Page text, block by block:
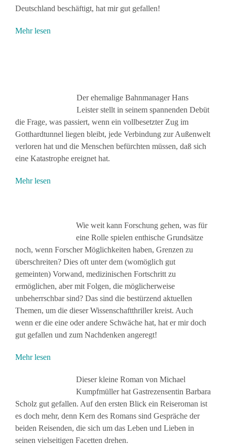
Deutschland beschäftigt, hat mir gut gefallen!
Mehr lesen
Der ehemalige Bahnmanager Hans
Leister stellt in seinem spannenden Debüt
die Frage, was passiert, wenn ein vollbesetzter Zug im
Gotthardtunnel liegen bleibt, jede Verbindung zur Außenwelt
verloren hat und die Menschen befürchten müssen, daß sich
eine Katastrophe ereignet hat.
Mehr lesen
Wie weit kann Forschung gehen, was für
eine Rolle spielen enthische Grundsätze
noch, wenn Forscher Möglichkeiten haben, Grenzen zu
überschreiten? Dies oft unter dem (womöglich gut
gemeinten) Vorwand, medizinischen Fortschritt zu
ermöglichen, aber mit Folgen, die möglicherweise
unbeherrschbar sind? Das sind die bestürzend aktuellen
Themen, um die dieser Wissenschaftthriller kreist. Auch
wenn er die eine oder andere Schwäche hat, hat er mir doch
gut gefallen und zum Nachdenken angeregt!
Mehr lesen
Dieser kleine Roman von Michael
Kumpfmüller hat Gastrezensentin Barbara
Scholz gut gefallen. Auf den ersten Blick ein Reiseroman ist
es doch mehr, denn Kern des Romans sind Gespräche der
beiden Reisenden, die sich um das Leben und Lieben in
seinen vielseitigen Facetten drehen.